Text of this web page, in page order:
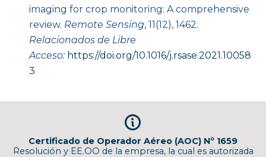
imaging for crop monitoring: A comprehensive
review. Remote Sensing, 11(12), 1462.
Relacionados de Libre
Acceso: https://doi.org/10.1016/j.rsase.2021.10058
3
Certificado de Operador Aéreo (AOC) Nº 1659
Resolución y EE.OO de la empresa, la cual es autorizada